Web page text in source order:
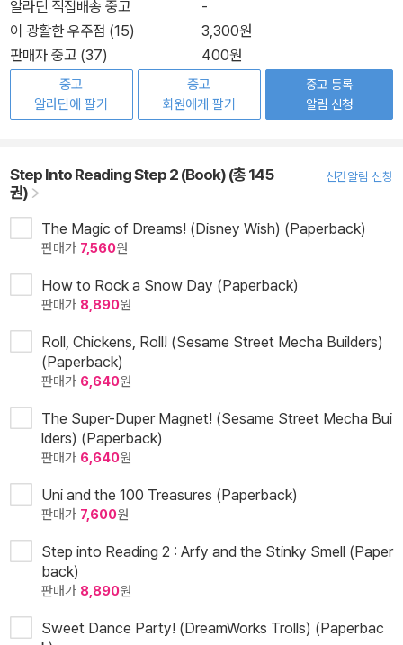
알라딘 직접배송 중고
-
이 광활한 우주점 (15)
3,300원
판매자 중고 (37)
400원
중고
알라딘에 팔기
중고
회원에게 팔기
중고 등록
알림 신청
Step Into Reading Step 2 (Book) (총 145
권)
신간알림 신청
The Magic of Dreams! (Disney Wish) (Paperback)
판매가 7,560원
How to Rock a Snow Day (Paperback)
판매가 8,890원
Roll, Chickens, Roll! (Sesame Street Mecha Builders)
(Paperback)
판매가 6,640원
The Super-Duper Magnet! (Sesame Street Mecha Bui
lders) (Paperback)
판매가 6,640원
Uni and the 100 Treasures (Paperback)
판매가 7,600원
Step into Reading 2 : Arfy and the Stinky Smell (Paper
back)
판매가 8,890원
Sweet Dance Party! (DreamWorks Trolls) (Paperbac